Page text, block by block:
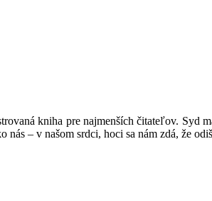
kniha pre najmenších čitateľov. Syd
nás – v našom srdci, hoci sa nám zdá, že